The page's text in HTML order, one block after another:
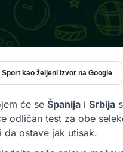
kao željeni izvor na Google
će se Španija i Srbija
odličan test za obe
da ostave jak utisak.